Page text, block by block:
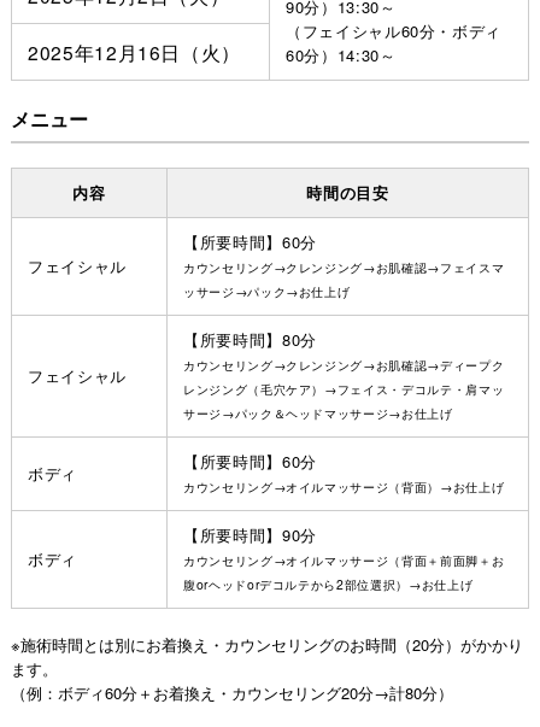
90分）13:30～
（フェイシャル60分・ボディ
60分）14:30～
2025年12月16日（火）
メニュー
内容 時間の目安
フェイシャル
【所要時間】60分
カウンセリング→クレンジング→お肌確認→フェイスマ
ッサージ→パック→お仕上げ
フェイシャル
【所要時間】80分
カウンセリング→クレンジング→お肌確認→ディープク
レンジング（毛穴ケア）→フェイス・デコルテ・肩マッ
サージ→パック＆ヘッドマッサージ→お仕上げ
ボディ
【所要時間】60分
カウンセリング→オイルマッサージ（背面）→お仕上げ
ボディ
【所要時間】90分
カウンセリング→オイルマッサージ（背面＋前面脚＋お
腹orヘッドorデコルテから2部位選択）→お仕上げ
※施術時間とは別にお着換え・カウンセリングのお時間（20分）がかかり
ます。
（例：ボディ60分＋お着換え・カウンセリング20分→計80分）